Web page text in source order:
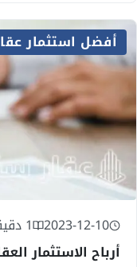
أفضل استثمار
2023-12-10 1 دقيقة قراءة
أرباح الاستثمار